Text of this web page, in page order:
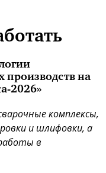
производств на
2026»
комплексы,
и шлифовки, а
в